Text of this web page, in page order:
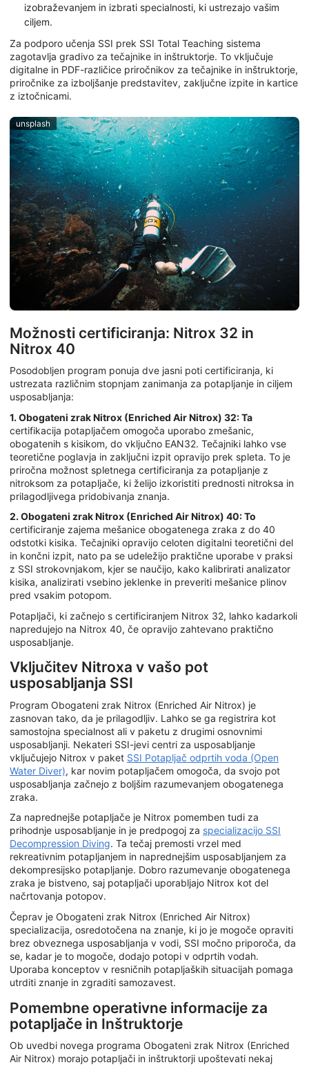
izobraževanjem in izbrati specialnosti, ki ustrezajo vašim
ciljem.
Za podporo učenja SSI prek SSI Total Teaching sistema
zagotavlja gradivo za tečajnike in inštruktorje. To vključuje
digitalne in PDF-različice priročnikov za tečajnike in inštruktorje,
priročnike za izboljšanje predstavitev, zaključne izpite in kartice
z iztočnicami.
unsplash
Možnosti certificiranja: Nitrox 32 in
Nitrox 40
Posodobljen program ponuja dve jasni poti certificiranja, ki
ustrezata različnim stopnjam zanimanja za potapljanje in ciljem
usposabljanja:
1. Obogateni zrak Nitrox (Enriched Air Nitrox) 32: Ta
certifikacija potapljačem omogoča uporabo zmešanic,
obogatenih s kisikom, do vključno EAN32. Tečajniki lahko vse
teoretične poglavja in zaključni izpit opravijo prek spleta. To je
priročna možnost spletnega certificiranja za potapljanje z
nitroksom za potapljače, ki želijo izkoristiti prednosti nitroksa in
prilagodljivega pridobivanja znanja.
2. Obogateni zrak Nitrox (Enriched Air Nitrox) 40: To
certificiranje zajema mešanice obogatenega zraka z do 40
odstotki kisika. Tečajniki opravijo celoten digitalni teoretični del
in končni izpit, nato pa se udeležijo praktične uporabe v praksi
z SSI strokovnjakom, kjer se naučijo, kako kalibrirati analizator
kisika, analizirati vsebino jeklenke in preveriti mešanice plinov
pred vsakim potopom.
Potapljači, ki začnejo s certificiranjem Nitrox 32, lahko kadarkoli
napredujejo na Nitrox 40, če opravijo zahtevano praktično
usposabljanje.
Vključitev Nitroxa v vašo pot
usposabljanja SSI
Program Obogateni zrak Nitrox (Enriched Air Nitrox) je
zasnovan tako, da je prilagodljiv. Lahko se ga registrira kot
samostojna specialnost ali v paketu z drugimi osnovnimi
usposabljanji. Nekateri SSI-jevi centri za usposabljanje
vključujejo Nitrox v paket SSI Potapljač odprtih voda (Open
Water Diver), kar novim potapljačem omogoča, da svojo pot
usposabljanja začnejo z boljšim razumevanjem obogatenega
zraka.
Za naprednejše potapljače je Nitrox pomemben tudi za
prihodnje usposabljanje in je predpogoj za specializacijo SSI
Decompression Diving. Ta tečaj premosti vrzel med
rekreativnim potapljanjem in naprednejšim usposabljanjem za
dekompresijsko potapljanje. Dobro razumevanje obogatenega
zraka je bistveno, saj potapljači uporabljajo Nitrox kot del
načrtovanja potopov.
Čeprav je Obogateni zrak Nitrox (Enriched Air Nitrox)
specializacija, osredotočena na znanje, ki jo je mogoče opraviti
brez obveznega usposabljanja v vodi, SSI močno priporoča, da
se, kadar je to mogoče, dodajo potopi v odprtih vodah.
Uporaba konceptov v resničnih potapljaških situacijah pomaga
utrditi znanje in zgraditi samozavest.
Pomembne operativne informacije za
potapljače in Inštruktorje
Ob uvedbi novega programa Obogateni zrak Nitrox (Enriched
Air Nitrox) morajo potapljači in inštruktorji upoštevati nekaj